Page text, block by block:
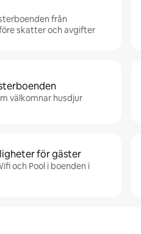
från
skatter och avgifter
välkomnar husdjur
för gäster
och Pool i boenden i